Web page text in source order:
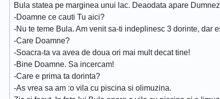
Bula statea pe marginea unui lac. Deaodata apare
-Doamne ce cauti Tu aici?
-Nu te teme Bula. Am venit sa-ti indeplinesc 3 dorinte, dar
-Care Doamne?
-Soacra-ta va avea de doua ori mai mult decat tine!
-Bine Doamne. Sa incercam!
-Care e prima ta dorinta?
-As vrea sa am :o vila cu piscina si olimuzina.